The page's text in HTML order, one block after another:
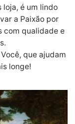
loja, é um lindo
a Paixão por
com qualidade e
que ajudam
longe!